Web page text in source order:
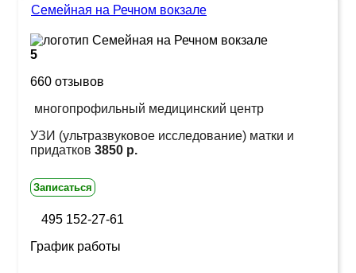
Семейная на Речном вокзале
5
660 отзывов
многопрофильный медицинский центр
УЗИ (ультразвуковое исследование) матки и
придатков 3850 р.
Записаться
495 152-27-61
График работы